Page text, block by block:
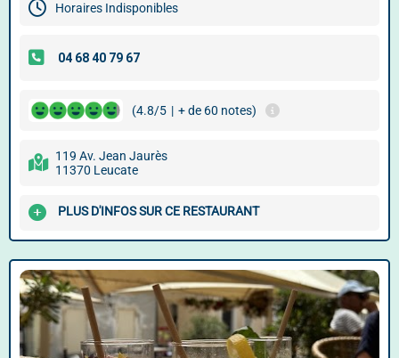
Horaires Indisponibles
(4.8/5 | + de 60 notes)
119 Av. Jean Jaurès
11370 Leucate
PLUS D'INFOS SUR CE RESTAURANT